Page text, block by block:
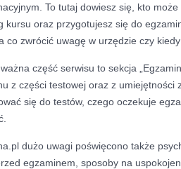
To tutaj dowiesz się, kto
kursu oraz przygotujesz się do
co zwrócić uwagę w urzędzie czy
część serwisu to sekcja
z części testowej oraz z umiejętności
się do testów, czego oczekuje
dużo uwagi poświęcono także
egzaminem, sposoby na